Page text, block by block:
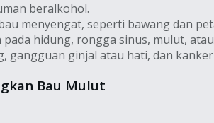
beralkohol.
menyengat, seperti bawang dan
hidung, rongga sinus, mulut,
gangguan ginjal atau hati, dan
Bau Mulut